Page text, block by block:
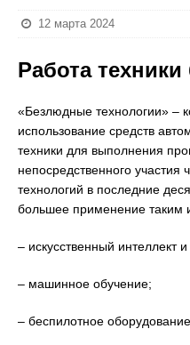
12 марта 2024
Работа техники
«Безлюдные технологии» –
использование средств
техники для выполнения
непосредственного участия
технологий в последние
большее применение таким
– искусственный интеллект
– машинное обучение;
– беспилотное